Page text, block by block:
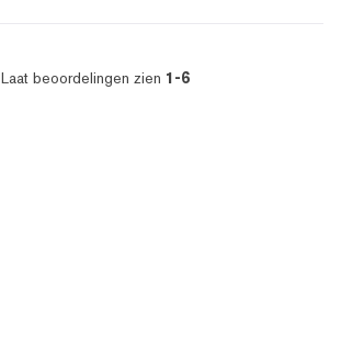
Laat beoordelingen zien 1-6